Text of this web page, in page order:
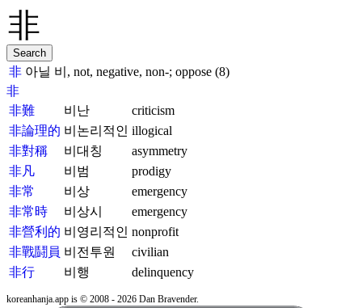
非 아닐 비, not, negative, non-; oppose (8)
非
非難
비난
criticism
非論理的 비논리적인 illogical
非對稱
비대칭
asymmetry
非凡
비범
prodigy
非常
비상
emergency
非常時
비상시
emergency
非營利的 비영리적인 nonprofit
非戰鬪員 비전투원
civilian
非行
비행 delinquency
koreanhanja.app is © 2008 - 2026 Dan Bravender.